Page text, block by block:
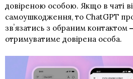
довіреною особою. Якщо в чаті
самоушкодження, то ChatGPT
звʼязатись з обраним контактом
отримуватиме довірена особа.